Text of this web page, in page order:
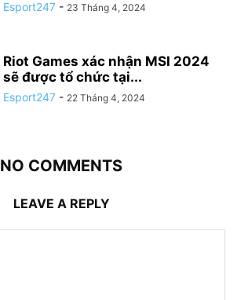
Esport247 - 23 Tháng 4, 2024
Riot Games xác nhận MSI 2024
sẽ được tổ chức tại...
Esport247 - 22 Tháng 4, 2024
NO COMMENTS
LEAVE A REPLY